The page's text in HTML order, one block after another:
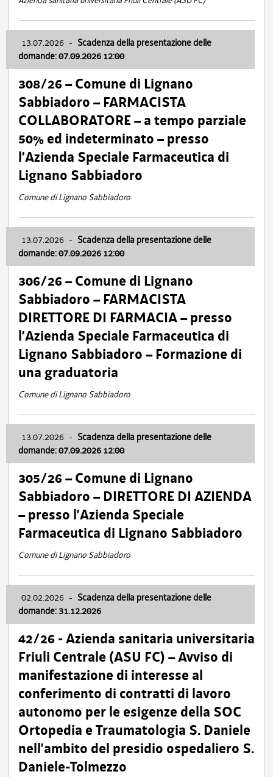
13.07.2026 - Scadenza della presentazione delle
domande: 07.09.2026 12:00
308/26 – Comune di Lignano
Sabbiadoro – FARMACISTA
COLLABORATORE – a tempo parziale
50% ed indeterminato – presso
l’Azienda Speciale Farmaceutica di
Lignano Sabbiadoro
Comune di Lignano Sabbiadoro
13.07.2026 - Scadenza della presentazione delle
domande: 07.09.2026 12:00
306/26 – Comune di Lignano
Sabbiadoro – FARMACISTA
DIRETTORE DI FARMACIA – presso
l’Azienda Speciale Farmaceutica di
Lignano Sabbiadoro – Formazione di
una graduatoria
Comune di Lignano Sabbiadoro
13.07.2026 - Scadenza della presentazione delle
domande: 07.09.2026 12:00
305/26 – Comune di Lignano
Sabbiadoro – DIRETTORE DI AZIENDA
– presso l’Azienda Speciale
Farmaceutica di Lignano Sabbiadoro
Comune di Lignano Sabbiadoro
02.02.2026 - Scadenza della presentazione delle
domande: 31.12.2026
42/26 - Azienda sanitaria universitaria
Friuli Centrale (ASU FC) – Avviso di
manifestazione di interesse al
conferimento di contratti di lavoro
autonomo per le esigenze della SOC
Ortopedia e Traumatologia S. Daniele
nell’ambito del presidio ospedaliero S.
Daniele-Tolmezzo